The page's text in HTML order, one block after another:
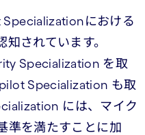
における
されています。
Specialization を取
Specialization も取
には、マイク
準を満たすことに加